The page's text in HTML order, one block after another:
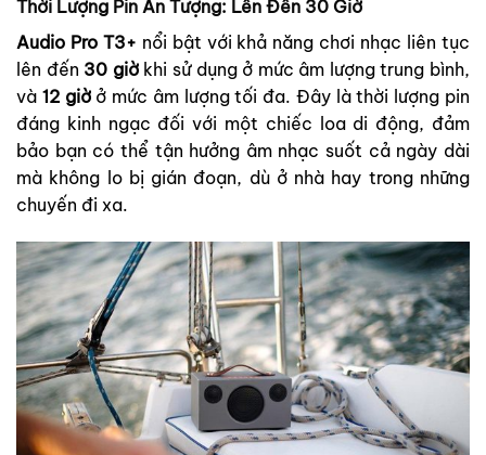
Thời Lượng Pin Ấn Tượng: Lên Đến 30 Giờ
Audio Pro T3+ nổi bật với khả năng chơi nhạc liên tục
lên đến 30 giờkhi sử dụng ở mức âm lượng trung bình,
và 12 giờở mức âm lượng tối đa. Đây là thời lượng pin
đáng kinh ngạc đối với một chiếc loa di động, đảm
bảo bạn có thể tận hưởng âm nhạc suốt cả ngày dài
mà không lo bị gián đoạn, dù ở nhà hay trong những
chuyến đi xa.